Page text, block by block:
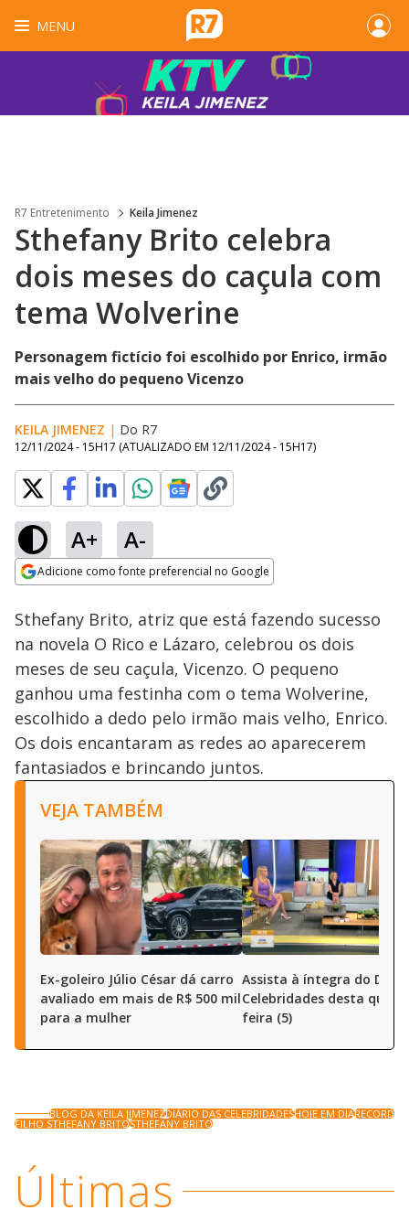
MENU
R7 Entretenimento Keila Jimenez
Sthefany Brito celebra
dois meses do caçula com
tema Wolverine
Personagem fictício foi escolhido por Enrico, irmão
mais velho do pequeno Vicenzo
KEILA JIMENEZ | Do R7
12/11/2024 - 15H17 (ATUALIZADO EM 12/11/2024 - 15H17)
A+ A-
Adicione como fonte preferencial no Google
Ativar
100.00%
Sthefany Brito, atriz que está fazendo sucesso
na novela O Rico e Lázaro, celebrou os dois
meses de seu caçula, Vicenzo. O pequeno
ganhou uma festinha com o tema Wolverine,
escolhido a dedo pelo irmão mais velho, Enrico.
Os dois encantaram as redes ao aparecerem
fantasiados e brincando juntos.
VEJA TAMBÉM
Ex-goleiro Júlio César dá carro
avaliado em mais de R$ 500 mil
para a mulher
Assista à íntegra do
Celebridades desta
feira (5)
BLOG DA KEILA JIMENEZDIÁRIO DAS CELEBRIDADESHOJE EM DIARECORD
FILHO STHEFANY BRITOSTHEFANY BRITO
Últimas